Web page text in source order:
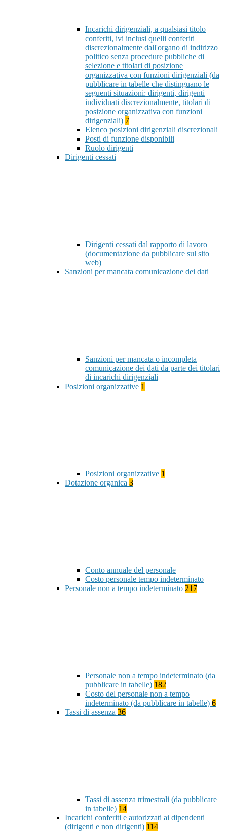
Incarichi dirigenziali, a qualsiasi titolo
conferiti, ivi inclusi quelli conferiti
discrezionalmente dall'organo di indirizzo
politico senza procedure pubbliche di
selezione e titolari di posizione
organizzativa con funzioni dirigenziali (da
pubblicare in tabelle che distinguano le
seguenti situazioni: dirigenti, dirigenti
individuati discrezionalmente, titolari di
posizione organizzativa con funzioni
dirigenziali) 7
Elenco posizioni dirigenziali discrezionali
Posti di funzione disponibili
Ruolo dirigenti
Dirigenti cessati
Dirigenti cessati dal rapporto di lavoro
(documentazione da pubblicare sul sito
web)
Sanzioni per mancata comunicazione dei dati
Sanzioni per mancata o incompleta
comunicazione dei dati da parte dei titolari
di incarichi dirigenziali
Posizioni organizzative 1
Posizioni organizzative 1
Dotazione organica 3
Conto annuale del personale
Costo personale tempo indeterminato
Personale non a tempo indeterminato 217
Personale non a tempo indeterminato (da
pubblicare in tabelle) 182
Costo del personale non a tempo
indeterminato (da pubblicare in tabelle) 6
Tassi di assenza 36
Tassi di assenza trimestrali (da pubblicare
in tabelle) 14
Incarichi conferiti e autorizzati ai dipendenti
(dirigenti e non dirigenti) 114